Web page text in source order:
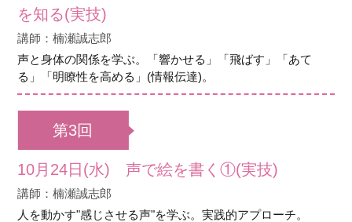
を知る(実技)
講師：楠瀬誠志郎
声と身体の関係を学ぶ。「響かせる」「飛ばす」「あて
る」「明瞭性を高める」(情報伝達)。
第3回
10月24日(水) 声で絵を書く①(実技)
講師：楠瀬誠志郎
人を動かす"感じさせる声"を学ぶ。実践的アプローチ。